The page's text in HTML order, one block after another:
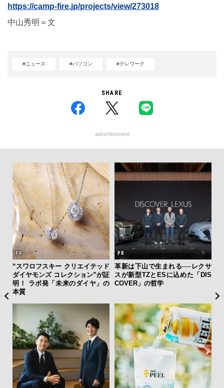
https://camp-fire.jp/projects/view/273018
中山秀明＝文
#ニュース #パソコン #テレワーク
SHARE
advertisement
“スワロフスキー クリエイテッド
ダイヤモンズ コレクション”が証
明！ ラボ発「未来のダイヤ」の
本質
革新は下山で生まれる──レクサ
スが新型TZとESに込めた「DIS
COVER」の哲学